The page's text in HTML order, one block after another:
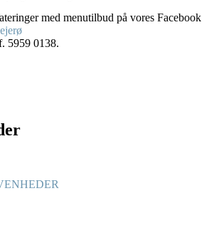
med menutilbud på vores Facebook
5959 0138.